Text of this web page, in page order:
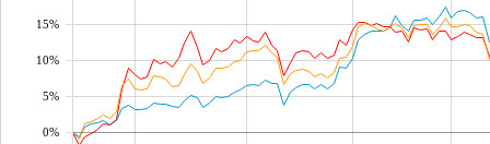
0%
5%
10%
15%